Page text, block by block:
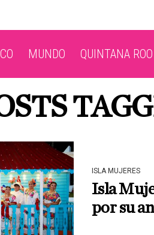
MUNDO QUINTANA ROO
ISLA MUJERES
Isla
por su